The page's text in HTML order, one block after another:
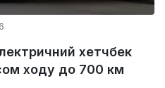
хетчбек
ходу до 700 км